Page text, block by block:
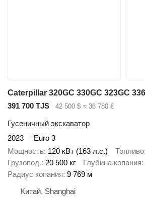
Caterpillar 320GC 330GC 323GC
391 700 TJS
42 500 $ ≈ 36 780 €
Гусеничный экскаватор
2023
Euro 3
Мощность 120 кВт (163 л.с.) Топливо
Грузопод. 20 500 кг Глубина копания
Радиус копания 9 769 м
Китай, Shanghai